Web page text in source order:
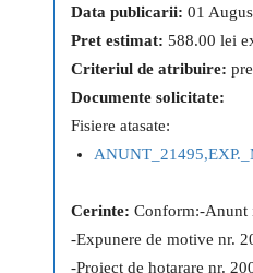
Data publicarii: 01
Pret estimat: 588.00 lei
Criteriul de atribuire:
Documente solicitate:
Fisiere atasate:
Cerinte: Conform:-Anunt
-Expunere de motive nr.
-Proiect de hotarare nr.